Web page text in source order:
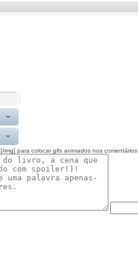
[/img] para colocar gifs animados nos comentários.